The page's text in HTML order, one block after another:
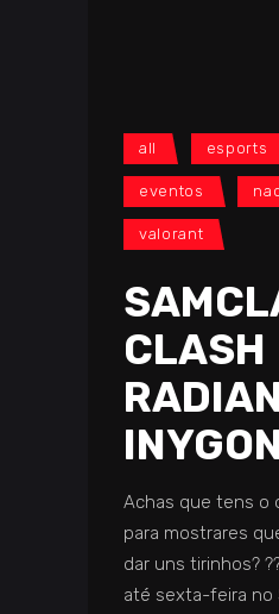
all esports
eventos
valorant
CLASH
Achas que tens o
para mostrares
dar uns tirinhos?
até sexta-feira no